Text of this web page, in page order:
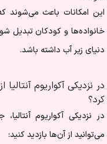
این امکانات باعث می‌شوند
خانواده‌ها و کودکان تبدیل
دنیای زیر آب داشته باشد.
در نزدیکی آکواریوم
کرد؟
در نزدیکی آکواریوم
می‌توانید از آن‌ها بازدید کنید: